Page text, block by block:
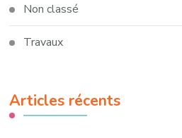
Non classé
Travaux
Articles récents